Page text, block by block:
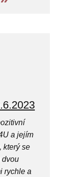
a jejím
který se
dvou
rychle a